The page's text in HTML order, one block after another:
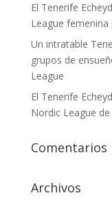
El Tenerife
League
Un intratable
grupos de
League
El Tenerife
Nordic League
Comentarios
Archivos